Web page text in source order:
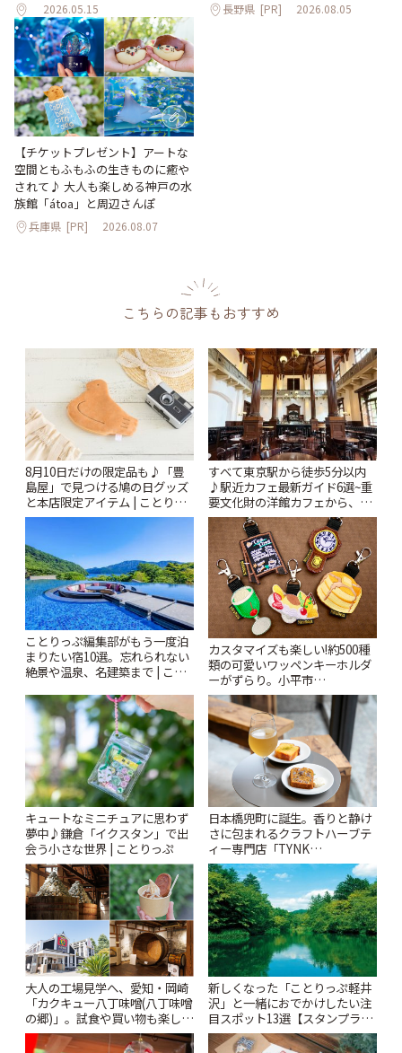
2026.05.15 長野県 [PR] 2026.08.05
【チケットプレゼント】アートな
空間ともふもふの生きものに癒や
されて♪ 大人も楽しめる神戸の水
族館「átoa」と周辺さんぽ
兵庫県 [PR] 2026.08.07
こちらの記事もおすすめ
8月10日だけの限定品も♪「豊
島屋」で見つける鳩の日グッズ
と本店限定アイテム | ことりっ
ぷ
すべて東京駅から徒歩5分以内
♪駅近カフェ最新ガイド6選~重
要文化財の洋館カフェから、改
札すぐのレトロ喫茶まで~ | こと
りっぷ
ことりっぷ編集部がもう一度泊
まりたい宿10選。忘れられない
絶景や温泉、名建築まで | こと
カスタマイズも楽しい!約500種
類の可愛いワッペンキーホルダ
ーがずらり。小平市
「Kimamaya T&K」 | ことりっ
ぷ
キュートなミニチュアに思わず
夢中♪鎌倉「イクスタン」で出
会う小さな世界 | ことりっぷ
日本橋兜町に誕生。香りと静け
さに包まれるクラフトハーブテ
ィー専門店「TYNK
Kabutocho」 | ことりっぷ
大人の工場見学へ、愛知・岡崎
「カクキュー八丁味噌(八丁味噌
の郷)」。試食や買い物も楽しみ
♪ | ことりっぷ
新しくなった「ことりっぷ軽井
沢」と一緒におでかけしたい注
目スポット13選【スタンプラリ
ー開催中】 | ことりっぷ